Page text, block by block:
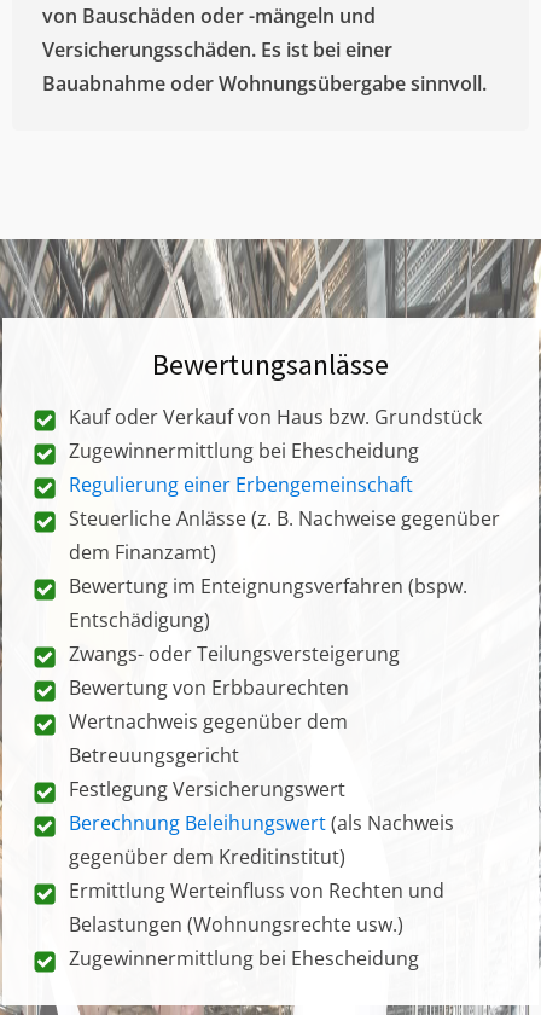
von Bauschäden oder -mängeln und
Versicherungsschäden. Es ist bei einer
Bauabnahme oder Wohnungsübergabe sinnvoll.
Bewertungsanlässe
Kauf oder Verkauf von Haus bzw. Grundstück
Zugewinnermittlung bei Ehescheidung
Regulierung einer Erbengemeinschaft
Steuerliche Anlässe (z. B. Nachweise gegenüber
dem Finanzamt)
Bewertung im Enteignungsverfahren (bspw.
Entschädigung)
Zwangs- oder Teilungsversteigerung
Bewertung von Erbbaurechten
Wertnachweis gegenüber dem
Betreuungsgericht
Festlegung Versicherungswert
Berechnung Beleihungswert(als Nachweis
gegenüber dem Kreditinstitut)
Ermittlung Werteinfluss von Rechten und
Belastungen (Wohnungsrechte usw.)
Zugewinnermittlung bei Ehescheidung